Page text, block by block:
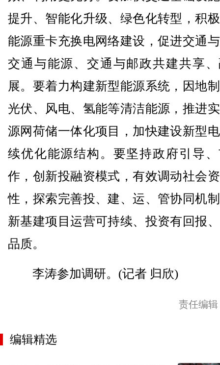
提升、智能化升级、绿色化转型，积
能源重卡充换电网络建设，促进交通
交通与能源、交通与邮政共建共享
展。要着力构建新型能源系统，因地
光伏、风电、氢能等清洁能源，推进
源网荷储一体化项目，加快建设新型
续优化能源结构。要坚持政府引导
作，创新投融资模式，有效调动社会
性，探索完善投、建、运、管协同机
新基建项目运营可持续、投资有回报
品质。
李涛参加调研。(记者 归欣)
责任编
编辑精选